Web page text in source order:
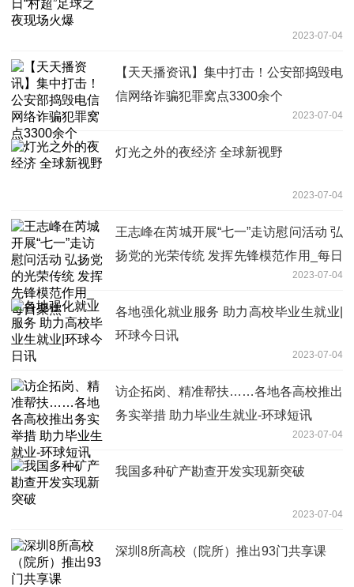
2023-07-04
【天天播资讯】集中打击！公安部捣毁电
信网络诈骗犯罪窝点3300余个
2023-07-04
灯光之外的夜经济 全球新视野
2023-07-04
王志峰在芮城开展“七一”走访慰问活动 弘
扬党的光荣传统 发挥先锋模范作用_每日
2023-07-04
各地强化就业服务 助力高校毕业生就业|
环球今日讯
2023-07-04
访企拓岗、精准帮扶……各地各高校推出
务实举措 助力毕业生就业-环球短讯
2023-07-04
我国多种矿产勘查开发实现新突破
2023-07-04
深圳8所高校（院所）推出93门共享课